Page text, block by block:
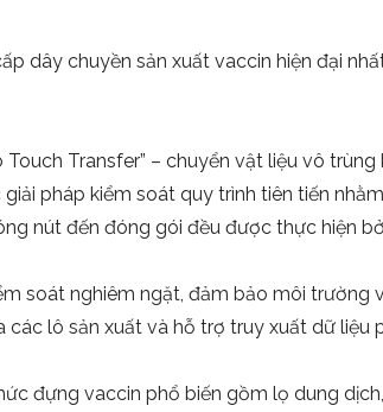
dây chuyền sản xuất vaccin hiện đại
Touch Transfer” – chuyển vật liệu vô
pháp kiểm soát quy trình tiên tiến
nút đến đóng gói đều được thực hiện
soát nghiêm ngặt, đảm bảo môi
lô sản xuất và hỗ trợ truy xuất dữ
đựng vaccin phổ biến gồm lọ dung